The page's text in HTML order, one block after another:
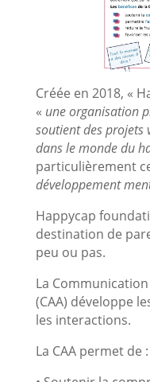
Créée en 2018, «
« une organisation
soutient des projets
dans le monde du
particulièrement
développement
Happycap
destination de
peu ou pas.
La
(CAA) développe
les interactions.
La CAA permet de :